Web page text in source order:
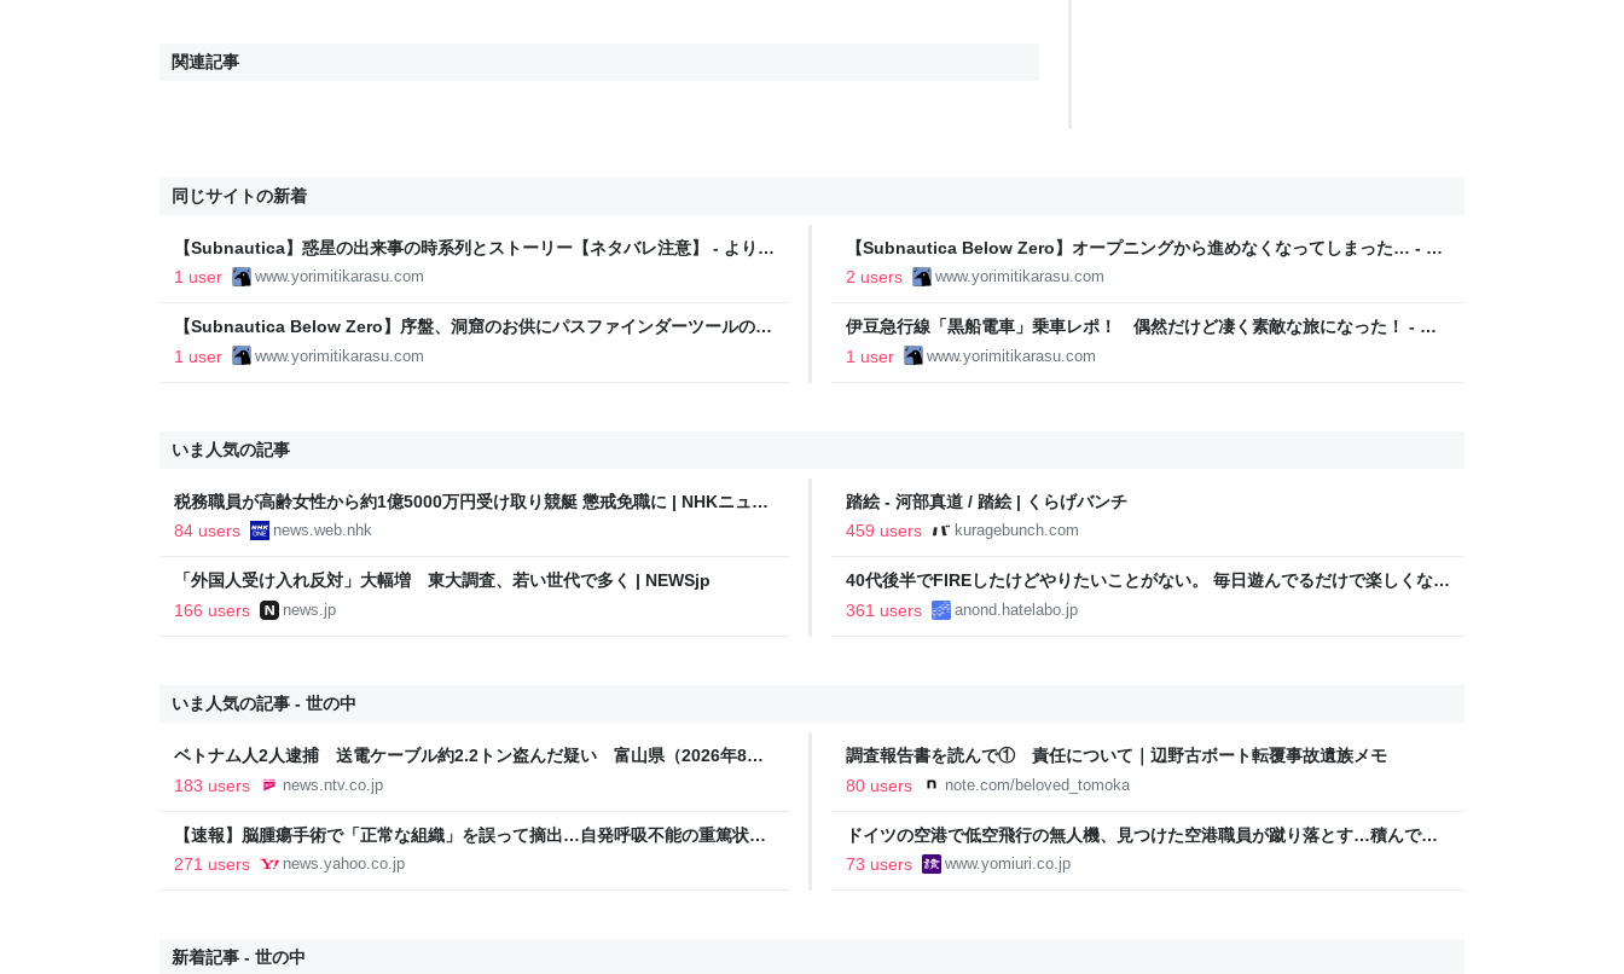
関連記事
同じサイトの新着
【Subnautica】惑星の出来事の時系列とストーリー【ネタバレ注意】 - よりみ
ちカラスの雑記帳
1 user www.yorimitikarasu.com
【Subnautica Below Zero】オープニングから進めなくなってしまった… - よ
りみちカラスの雑記帳
2 users www.yorimitikarasu.com
【Subnautica Below Zero】序盤、洞窟のお供にパスファインダーツールのス
スメ！ - よりみちカラスの雑記帳
1 user www.yorimitikarasu.com
伊豆急行線「黒船電車」乗車レポ！ 偶然だけど凄く素敵な旅になった！ - よ
りみちカラスの雑記帳
1 user www.yorimitikarasu.com
いま人気の記事
税務職員が高齢女性から約1億5000万円受け取り競艇 懲戒免職に | NHKニュー
ス
84 users news.web.nhk
踏絵 - 河部真道 / 踏絵 | くらげバンチ
459 users
kuragebunch.com
「外国人受け入れ反対」大幅増 東大調査、若い世代で多く | NEWSjp
166 users
news.jp
40代後半でFIREしたけどやりたいことがない。 毎日遊んでるだけで楽しくな
い..
361 users anond.hatelabo.jp
いま人気の記事 - 世の中
ベトナム人2人逮捕 送電ケーブル約2.2トン盗んだ疑い 富山県（2026年8月7
日掲載）｜KNB NEWS NNN
183 users news.ntv.co.jp
調査報告書を読んで① 責任について｜辺野古ボート転覆事故遺族メモ
80 users
note.com/beloved_tomoka
【速報】脳腫瘍手術で「正常な組織」を誤って摘出…自発呼吸不能の重篤状態
に 「腫瘍でない」結果出ても“勘違い”で摘出継続 通常の生活送っていた患
271 users news.yahoo.co.jp
ドイツの空港で低空飛行の無人機、見つけた空港職員が蹴り落とす…積んでい
たのは高性能プラスチック爆弾
73 users www.yomiuri.co.jp
新着記事 - 世の中